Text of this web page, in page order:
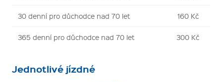
30 denní pro důchodce nad 70 let 160 Kč
365 denní pro důchodce nad 70 let 300 Kč
Jednotlivé jízdné